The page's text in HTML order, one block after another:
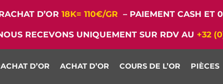
D’OR 18K= 110€/GR – PAIEMENT CASH ET
RECEVONS UNIQUEMENT SUR RDV AU +32
D’OR ACHAT D’OR COURS DE L’OR PIÈCES